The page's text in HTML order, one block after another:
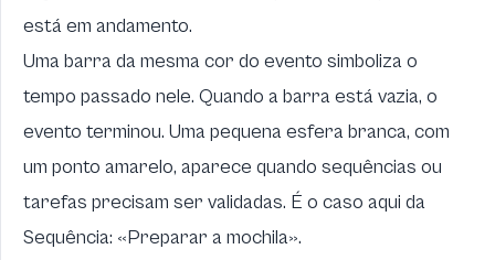
está em andamento.
Uma barra da mesma cor do evento simboliza o
tempo passado nele. Quando a barra está vazia, o
evento terminou. Uma pequena esfera branca, com
um ponto amarelo, aparece quando sequências ou
tarefas precisam ser validadas. É o caso aqui da
Sequência: «Preparar a mochila».